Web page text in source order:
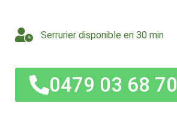
Serrurier disponible en 30 min
0479 03 68 70